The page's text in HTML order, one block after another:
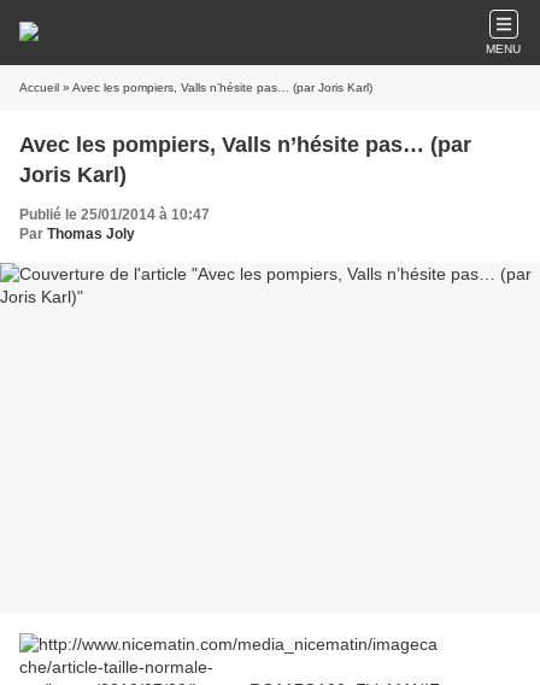
MENU
Accueil » Avec les pompiers, Valls n’hésite pas… (par Joris Karl)
Avec les pompiers, Valls n’hésite pas… (par
Joris Karl)
Publié le 25/01/2014 à 10:47
Par Thomas Joly